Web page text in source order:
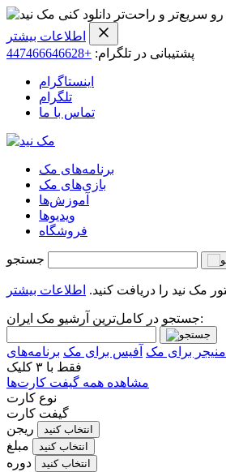
سریع‌تر و راحت‌تر دانلود کنی
اطلاعات بیشتر
پشتیبانی در تلگرام: +447466646628
اینستاگرام
تلگرام
تماس با ما
برنامه‌های مک
بازی‌های مک
آموزش‌ها
ویدیو‌ها
فروشگاه
جستجو
اطلاعات بیشتر
جستجو در کامل‌ترین آرشیو مک ایران:
منیجر برای مک آفیس برای مک
فقط با ۳ کلیک
مشاهده همه گیفت کارت‌ها
نوع کارت
گیفت کارت
ریجن
انتخاب کنید
مبلغ انتخاب کنید
دوره انتخاب کنید